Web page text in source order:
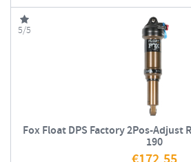
5/5
Fox Float DPS Factory 2Pos-Adjust
190